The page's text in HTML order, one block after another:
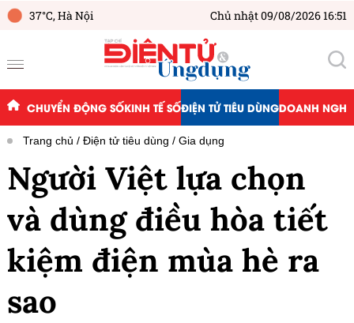
37°C,Hà Nội Chủ nhật 09/08/2026 16:51
CHUYỂN ĐỘNG SỐKINH TẾ SỐĐIỆN TỬ TIÊU DÙNGDOANH
Trang chủ Điện tử tiêu dùng Gia dụng
Người Việt lựa chọn
và dùng điều hòa tiết
kiệm điện mùa hè ra
sao